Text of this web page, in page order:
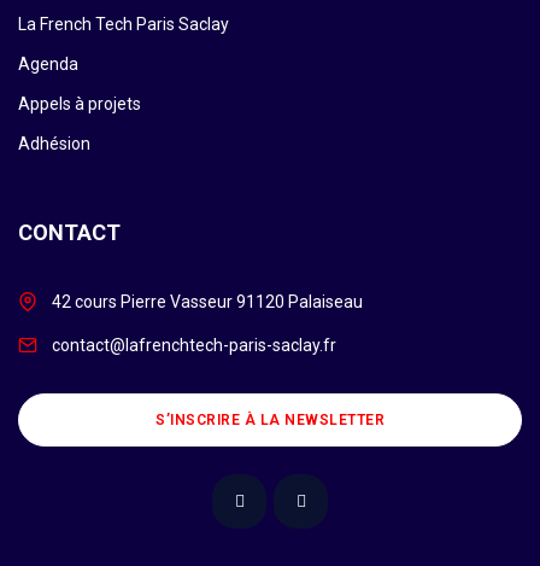
La French Tech Paris Saclay
Agenda
Appels à projets
Adhésion
CONTACT
42 cours Pierre Vasseur 91120 Palaiseau
contact@lafrenchtech-paris-saclay.fr
S’INSCRIRE À LA NEWSLETTER